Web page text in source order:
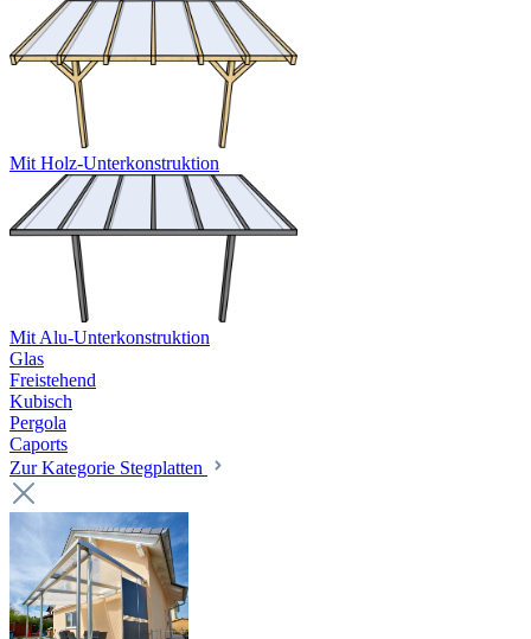
Mit Holz-Unterkonstruktion
Mit Alu-Unterkonstruktion
Glas
Freistehend
Kubisch
Pergola
Caports
Zur Kategorie Stegplatten